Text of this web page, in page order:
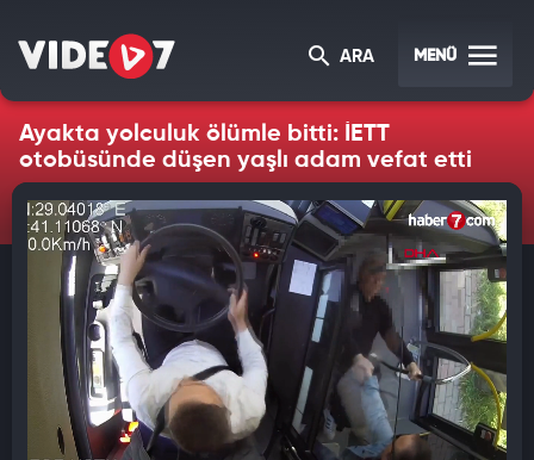
ARA MENÜ
Ayakta yolculuk ölümle bitti: İETT
otobüsünde düşen yaşlı adam vefat etti